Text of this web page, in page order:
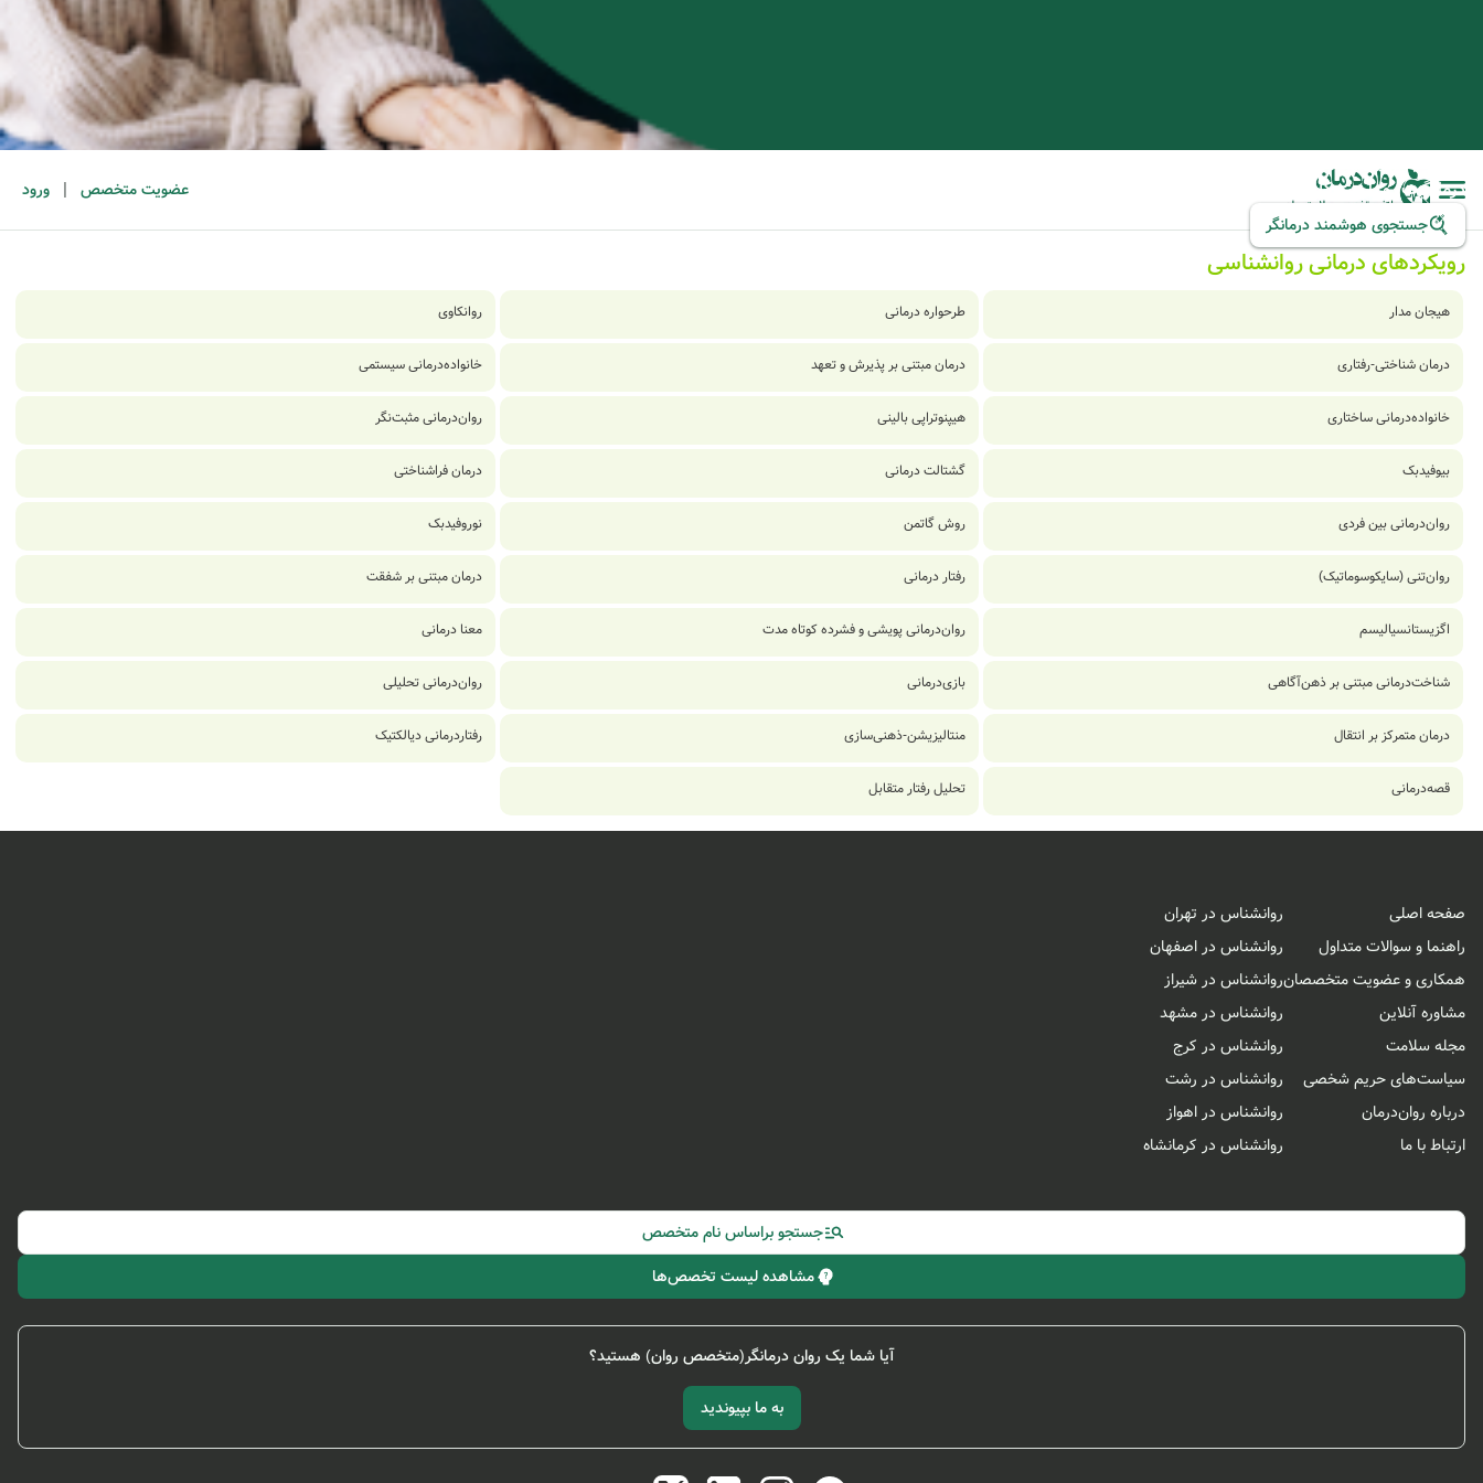
سریع‌تر، دقیق‌تر، مطمئن‌تر:
درمانگرت رو با چند کلیک پیدا کن.
جستجوی هوشمند درمانگر
عضویت متخصص | ورود
رویکردهای درمانی روانشناسی
هیجان مدار طرحواره درمانی روانکاوی
درمان شناختی-رفتاری درمان مبتنی بر پذیرش و تعهد خانواده‌درمانی سیستمی
خانواده‌درمانی ساختاری هیپنوتراپی بالینی روان‌درمانی مثبت‌نگر
بیوفیدبک گشتالت درمانی درمان فراشناختی
روان‌درمانی بین فردی روش گاتمن نوروفیدبک
روان‌تنی (سایکوسوماتیک) رفتار درمانی درمان مبتنی بر شفقت
اگزیستانسیالیسم روان‌درمانی پویشی و فشرده کوتاه مدت معنا درمانی
شناخت‌درمانی مبتنی بر ذهن‌آگاهی بازی‌درمانی روان‌درمانی تحلیلی
درمان متمرکز بر انتقال منتالیزیشن-ذهنی‌سازی رفتاردرمانی دیالکتیک
قصه‌درمانی تحلیل رفتار متقابل
صفحه اصلی
راهنما و سوالات متداول
همکاری و عضویت متخصصان
مشاوره آنلاین
مجله سلامت
سیاست‌های حریم شخصی
درباره روان‌درمان
ارتباط با ما
روانشناس در تهران
روانشناس در اصفهان
روانشناس در شیراز
روانشناس در مشهد
روانشناس در کرج
روانشناس در رشت
روانشناس در اهواز
روانشناس در کرمانشاه
جستجو براساس نام متخصص
مشاهده لیست تخصص‌ها
آیا شما یک روان درمانگر(متخصص روان) هستید؟
به ما بپیوندید